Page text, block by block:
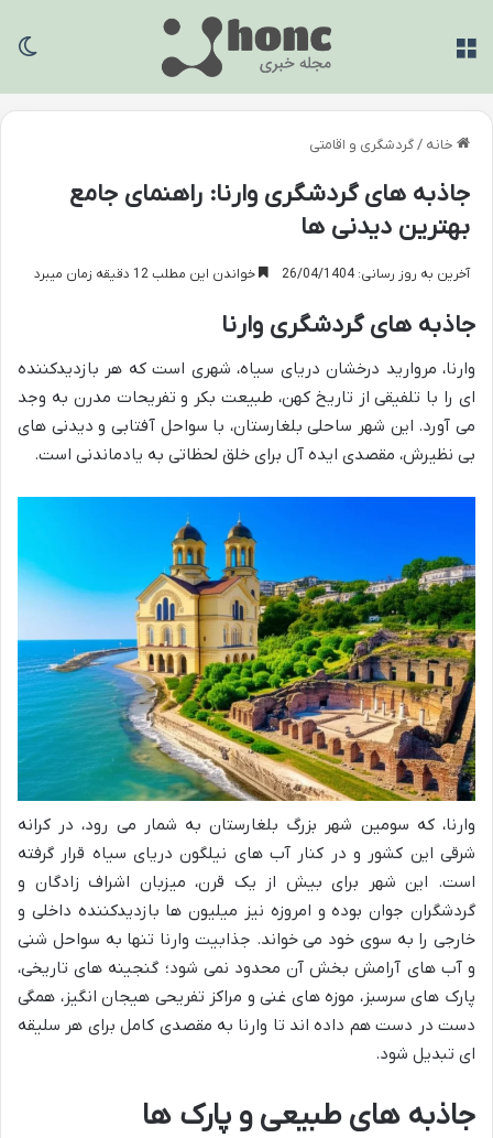
خانه /گردشگری و اقامتی
جاذبه های گردشگری وارنا: راهنمای جامع
بهترین دیدنی ها
آخرین به روز رسانی: 26/04/1404 خواندن این مطلب 12 دقیقه زمان میبرد
جاذبه های گردشگری وارنا
وارنا، مروارید درخشان دریای سیاه، شهری است که هر بازدیدکننده
ای را با تلفیقی از تاریخ کهن، طبیعت بکر و تفریحات مدرن به وجد
می آورد. این شهر ساحلی بلغارستان، با سواحل آفتابی و دیدنی های
بی نظیرش، مقصدی ایده آل برای خلق لحظاتی به یادماندنی است.
وارنا، که سومین شهر بزرگ بلغارستان به شمار می رود، در کرانه
شرقی این کشور و در کنار آب های نیلگون دریای سیاه قرار گرفته
است. این شهر برای بیش از یک قرن، میزبان اشراف زادگان و
گردشگران جوان بوده و امروزه نیز میلیون ها بازدیدکننده داخلی و
خارجی را به سوی خود می خواند. جذابیت وارنا تنها به سواحل شنی
و آب های آرامش بخش آن محدود نمی شود؛ گنجینه های تاریخی،
پارک های سرسبز، موزه های غنی و مراکز تفریحی هیجان انگیز، همگی
دست در دست هم داده اند تا وارنا به مقصدی کامل برای هر سلیقه
ای تبدیل شود.
جاذبه های طبیعی و پارک ها